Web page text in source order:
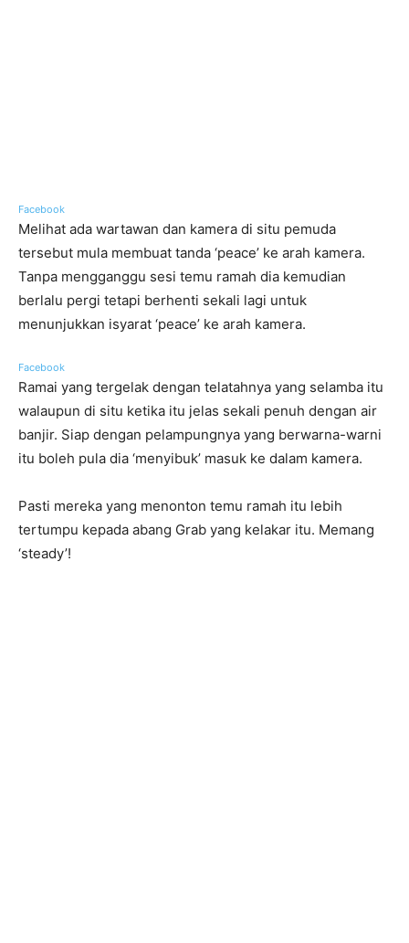
Facebook
Melihat ada wartawan dan kamera di situ pemuda
tersebut mula membuat tanda ‘peace’ ke arah kamera.
Tanpa mengganggu sesi temu ramah dia kemudian
berlalu pergi tetapi berhenti sekali lagi untuk
menunjukkan isyarat ‘peace’ ke arah kamera.
Facebook
Ramai yang tergelak dengan telatahnya yang selamba itu
walaupun di situ ketika itu jelas sekali penuh dengan air
banjir. Siap dengan pelampungnya yang berwarna-warni
itu boleh pula dia ‘menyibuk’ masuk ke dalam kamera.
Pasti mereka yang menonton temu ramah itu lebih
tertumpu kepada abang Grab yang kelakar itu. Memang
‘steady’!